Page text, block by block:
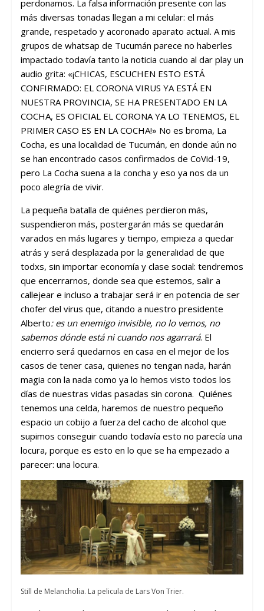
perdonamos. La falsa información presente con las
más diversas tonadas llegan a mi celular: el más
grande, respetado y acoronado aparato actual. A mis
grupos de whatsap de Tucumán parece no haberles
impactado todavía tanto la noticia cuando al dar play un
audio grita: «¡CHICAS, ESCUCHEN ESTO ESTÁ
CONFIRMADO: EL CORONA VIRUS YA ESTÁ EN
NUESTRA PROVINCIA, SE HA PRESENTADO EN LA
COCHA, ES OFICIAL EL CORONA YA LO TENEMOS, EL
PRIMER CASO ES EN LA COCHA!» No es broma, La
Cocha, es una localidad de Tucumán, en donde aún no
se han encontrado casos confirmados de CoVid-19,
pero La Cocha suena a la concha y eso ya nos da un
poco alegría de vivir.
La pequeña batalla de quiénes perdieron más,
suspendieron más, postergarán más se quedarán
varados en más lugares y tiempo, empieza a quedar
atrás y será desplazada por la generalidad de que
todxs, sin importar economía y clase social: tendremos
que encerrarnos, donde sea que estemos, salir a
callejear e incluso a trabajar será ir en potencia de ser
chofer del virus que, citando a nuestro presidente
Alberto: es un enemigo invisible, no lo vemos, no
sabemos dónde está ni cuando nos agarrará. El
encierro será quedarnos en casa en el mejor de los
casos de tener casa, quienes no tengan nada, harán
magia con la nada como ya lo hemos visto todos los
días de nuestras vidas pasadas sin corona. Quiénes
tenemos una celda, haremos de nuestro pequeño
espacio un cobijo a fuerza del cacho de alcohol que
supimos conseguir cuando todavía esto no parecía una
locura, porque es esto en lo que se ha empezado a
parecer: una locura.
Still de Melancholia. La pelicula de Lars Von Trier.